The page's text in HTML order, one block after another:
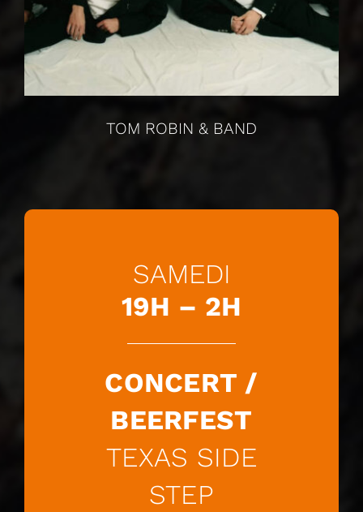
TOM ROBIN & BAND
SAMEDI
19H – 2H
CONCERT /
BEERFEST
TEXAS SIDE
STEP